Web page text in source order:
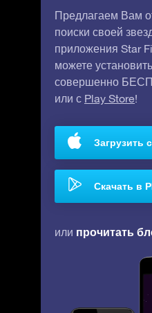
Предлагаем Вам
поиски своей
приложения Star
можете
совершенно
или с Play Store!
Загрузить
Скачать в
или прочитать